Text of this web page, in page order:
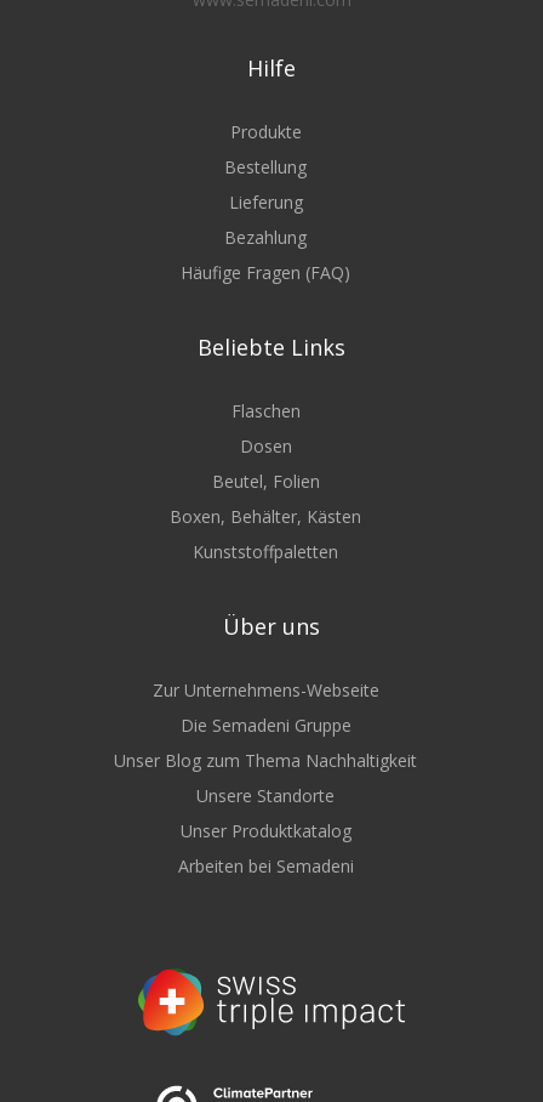
Hilfe
Produkte
Bestellung
Lieferung
Bezahlung
Häufige Fragen (FAQ)
Beliebte Links
Flaschen
Dosen
Beutel, Folien
Boxen, Behälter, Kästen
Kunststoffpaletten
Über uns
Zur Unternehmens-Webseite
Die Semadeni Gruppe
Unser Blog zum Thema Nachhaltigkeit
Unsere Standorte
Unser Produktkatalog
Arbeiten bei Semadeni